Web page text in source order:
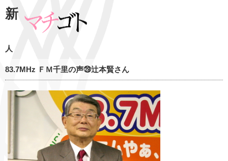
新
人
83.7MHz ＦＭ千里の声㉙辻本賢さん